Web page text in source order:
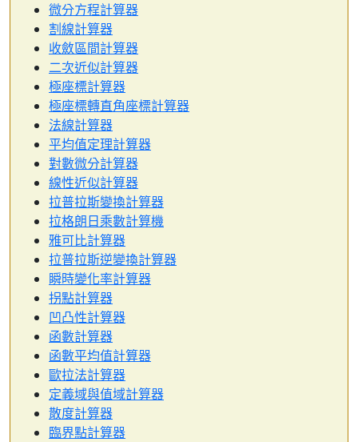
微分方程計算器
割線計算器
收斂區間計算器
二次近似計算器
極座標計算器
極座標轉直角座標計算器
法線計算器
平均值定理計算器
對數微分計算器
線性近似計算器
拉普拉斯變換計算器
拉格朗日乘數計算機
雅可比計算器
拉普拉斯逆變換計算器
瞬時變化率計算器
拐點計算器
凹凸性計算器
函數計算器
函數平均值計算器
歐拉法計算器
定義域與值域計算器
散度計算器
臨界點計算器